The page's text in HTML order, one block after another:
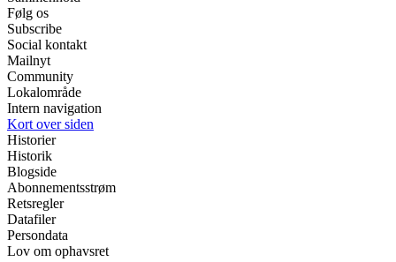
Følg os
Subscribe
Social kontakt
Mailnyt
Community
Lokalområde
Intern navigation
Kort over siden
Historier
Historik
Blogside
Abonnementsstrøm
Retsregler
Datafiler
Persondata
Lov om ophavsret